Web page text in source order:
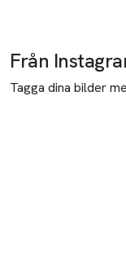
Från
Tagga dina bilder